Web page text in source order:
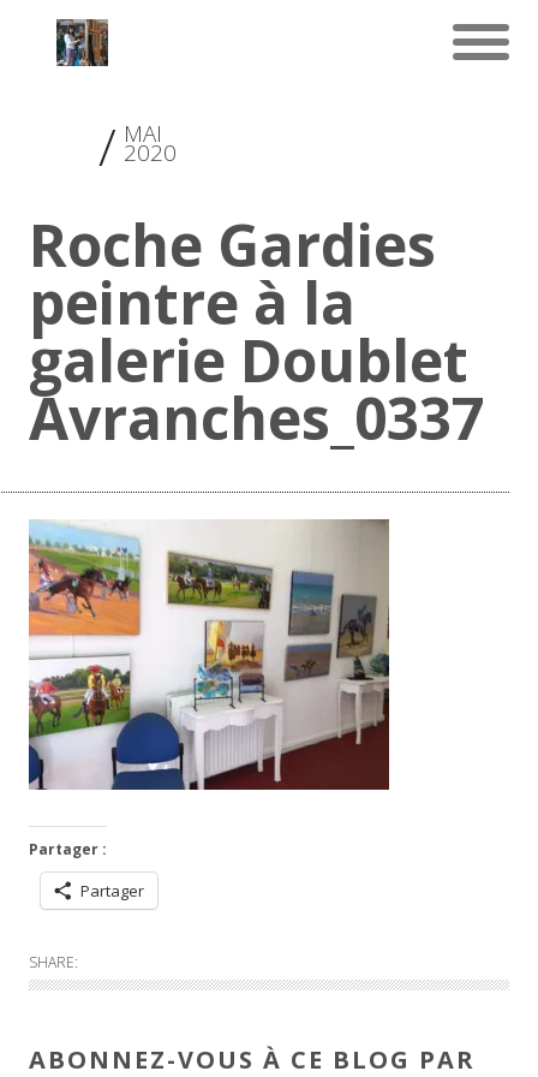
MAI
2020
Roche Gardies
peintre à la
galerie Doublet
Avranches_0337
Partager :
Partager
SHARE:
ABONNEZ-VOUS À CE BLOG PAR